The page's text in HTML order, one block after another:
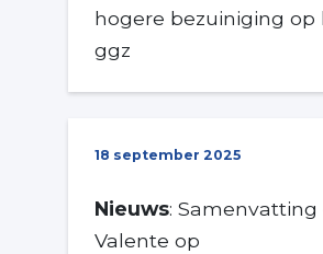
hogere bezuiniging op
ggz
18 september 2025
Nieuws:
Valente op